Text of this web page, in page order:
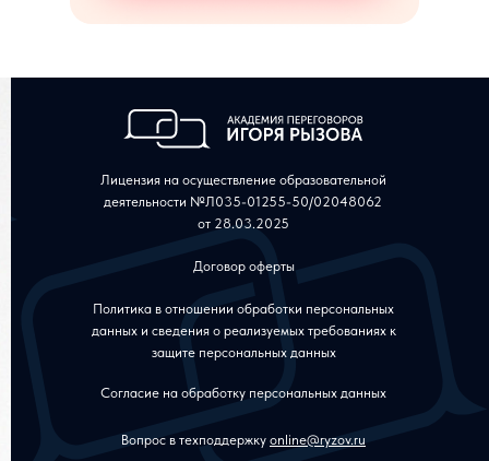
Договор оферты
Лицензия на осуществление образовательной
деятельности №Л035-01255-50/02048062
от 28.03.2025
Политика в отношении обработки персональных
данных и сведения о реализуемых требованиях к
защите персональных данных
Вопрос в техподдержку online@ryzov.ru
Согласие на обработку персональных данных